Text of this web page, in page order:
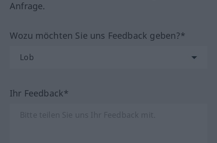
Anfrage.
Wozu möchten Sie uns Feedback geben?*
Ihr Feedback*